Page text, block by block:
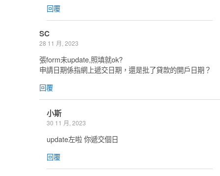
回覆
SC
28 11 月, 2023
張form未update,照填就ok?
申請日期係指網上遞交日期，還是批了貸款的開戶日期？
回覆
小斯
30 11 月, 2023
update左啦 你遞交個日
回覆